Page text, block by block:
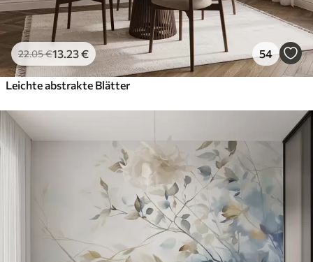
22.05€13 .23€ 54
Leichte abstrakte Blätter